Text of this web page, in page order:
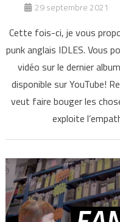
29 septembre 2021
Cette fois-ci, je vous
punk anglais IDLES. Vous
vidéo sur le dernier
disponible sur YouTube!
veut faire bouger les
exploite